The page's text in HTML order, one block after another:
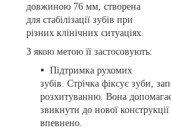
довжиною 76 мм, створена
для стабілізації зубів при
різних клінічних ситуаціях.
З якою метою її застосовують:
Підтримка рухомих
зубів. Стрічка фіксує зуби,
розхитуванню. Вона
звикнути до нової
впевнено.